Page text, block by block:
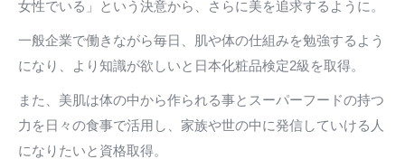
女性でいる」という決意から、さらに美を追求するように。
一般企業で働きながら毎日、肌や体の仕組みを勉強するよう
になり、より知識が欲しいと日本化粧品検定2級を取得。
また、美肌は体の中から作られる事とスーパーフードの持つ
力を日々の食事で活用し、家族や世の中に発信していける人
になりたいと資格取得。